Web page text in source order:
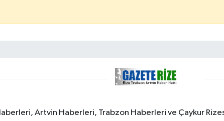
Artvin Haberleri, Trabzon Haberleri ve Çaykur